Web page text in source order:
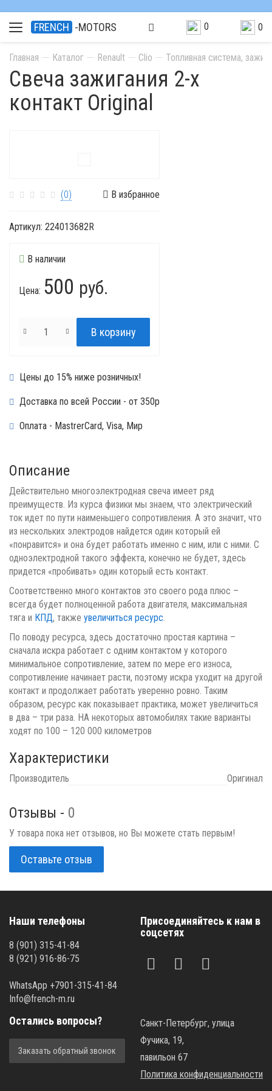
FRENCH -MOTORS 0 0
Главная Каталог Renault Clio Топливная система,
Свеча зажигания 2-х
контакт Original
(0) В избранное
Артикул: 224013682R
В наличии
Цена: 500 руб.
Цены до 15% ниже розничных!
Доставка по всей России - от 350р
Оплата - MastrerCard, Visa, Мир
Описание
Действительно многоэлектродная свеча имеет ряд
преимуществ. Из курса физики мы знаем, что электрический
ток идет по пути наименьшего сопротивления. А это значит, что
из нескольких электродов найдется один который ей
«понравится» и она будет работать именно с ним, или с ними. С
одноэлектродной такого эффекта, конечно не будет, здесь
придется «пробивать» один который есть контакт.
Соответственно много контактов это своего рода плюс –
всегда будет полноценной работа двигателя, максимальная
тяга и КПД, также увеличиться ресурс
По поводу ресурса, здесь достаточно простая картина –
сначала искра работает с одним контактом у которого
минимальное сопротивление, затем по мере его износа,
сопротивление начинает расти, поэтому искра уходит на другой
контакт и продолжает работать уверенно ровно. Таким
образом, ресурс как показывает практика, может увеличиться
в два – три раза. НА некоторых автомобилях такие варианты
ходят по 100 – 120 000 километров
Характеристики
Производитель Оригинал
Отзывы - 0
У товара пока нет отзывов, но Вы можете стать первым!
Оставьте отзыв
Наши телефоны
8 (901) 315-41-84
8 (921) 916-86-75
WhatsApp +7901-315-41-84
Info@french-m.ru
Присоединяйтесь к нам в
соцсетях
Остались вопросы?
Заказать обратный звонок
Санкт-Петербург, улица
Фучика, 19,
павильон 67
Политика конфиденциальности